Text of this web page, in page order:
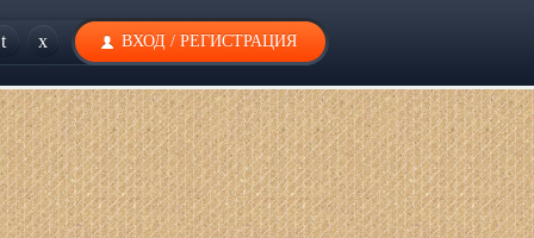
t x ВХОД / РЕГИСТРАЦИЯ